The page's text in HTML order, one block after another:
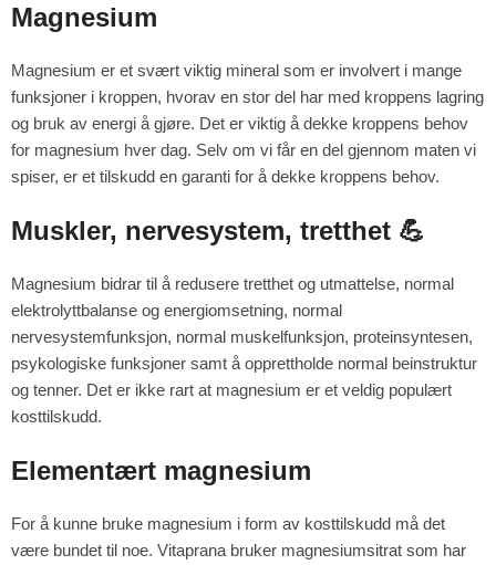
Magnesium
Magnesium er et svært viktig mineral som er involvert i mange
funksjoner i kroppen, hvorav en stor del har med kroppens lagring
og bruk av energi å gjøre. Det er viktig å dekke kroppens behov
for magnesium hver dag. Selv om vi får en del gjennom maten vi
spiser, er et tilskudd en garanti for å dekke kroppens behov.
Muskler, nervesystem, tretthet 💪
Magnesium bidrar til å redusere tretthet og utmattelse, normal
elektrolyttbalanse og energiomsetning, normal
nervesystemfunksjon, normal muskelfunksjon, proteinsyntesen,
psykologiske funksjoner samt å opprettholde normal beinstruktur
og tenner. Det er ikke rart at magnesium er et veldig populært
kosttilskudd.
Elementært magnesium
For å kunne bruke magnesium i form av kosttilskudd må det
være bundet til noe. Vitaprana bruker magnesiumsitrat som har